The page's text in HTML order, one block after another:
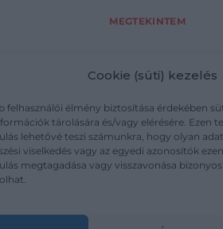
Cookie (süti) kezelés
felhasználói élmény biztosítása érdekében
tárolására és/vagy elérésére. Ezen
lehetővé teszi számunkra, hogy olyan
viselkedés vagy az egyedi azonosítók
megtagadása vagy visszavonása
MEGTEKINTEM
adatkezelesi-tajekoztato/